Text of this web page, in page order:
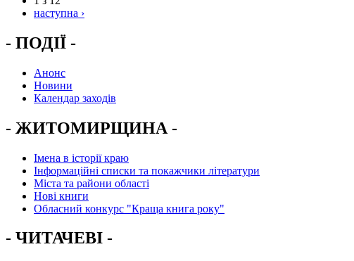
наступна ›
- ПОДІЇ -
Анонс
Новини
Календар заходів
- ЖИТОМИРЩИНА -
Імена в історії краю
Інформаційні списки та покажчики літератури
Міста та райони області
Нові книги
Обласний конкурс "Краща книга року"
- ЧИТАЧЕВІ -